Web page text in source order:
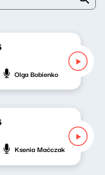
Olga Bobienko
Ksenia Maćczak